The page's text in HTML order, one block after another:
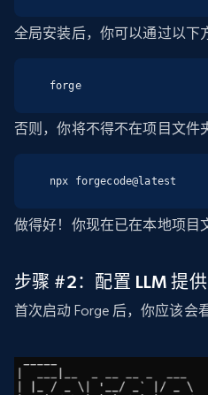
全局安装后，你可以通过以下
forge
否则，你将不得不在项目文件
npx forgecode@latest
做得好！你现在已在本地项目
步骤 #2：配置 LLM 提
首次启动 Forge 后，你应该会